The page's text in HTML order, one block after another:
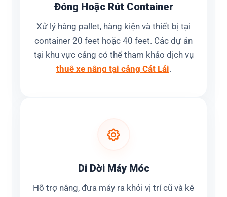
Đóng Hoặc Rút Container
Xử lý hàng pallet, hàng kiện và thiết bị tại
container 20 feet hoặc 40 feet. Các dự án
tại khu vực cảng có thể tham khảo dịch vụ
thuê xe nâng tại cảng Cát Lái.
Di Dời Máy Móc
Hỗ trợ nâng, đưa máy ra khỏi vị trí cũ và kê